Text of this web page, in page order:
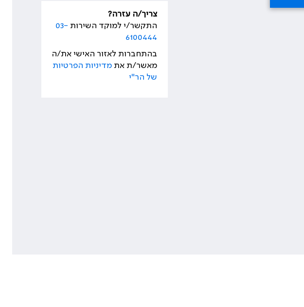
צריך/ה עזרה?
התקשר/י למוקד השירות 03-
6100444
בהתחברות לאזור האישי את/ה
מאשר/ת אתמדיניות הפרטיות
של הר"י